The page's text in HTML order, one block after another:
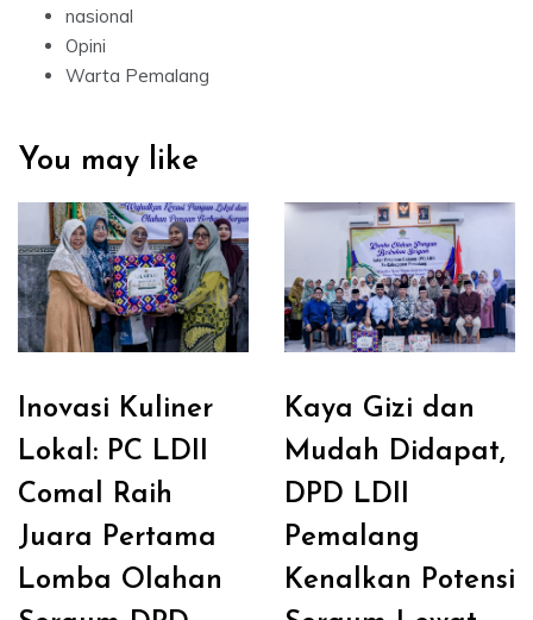
nasional
Opini
Warta Pemalang
You may like
Inovasi Kuliner
Lokal: PC LDII
Comal Raih
Juara Pertama
Lomba Olahan
Kaya Gizi dan
Mudah Didapat,
DPD LDII
Pemalang
Kenalkan Potensi